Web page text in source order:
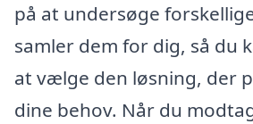
på at undersøge
samler dem for dig, så du
at vælge den løsning, der
dine behov. Når du